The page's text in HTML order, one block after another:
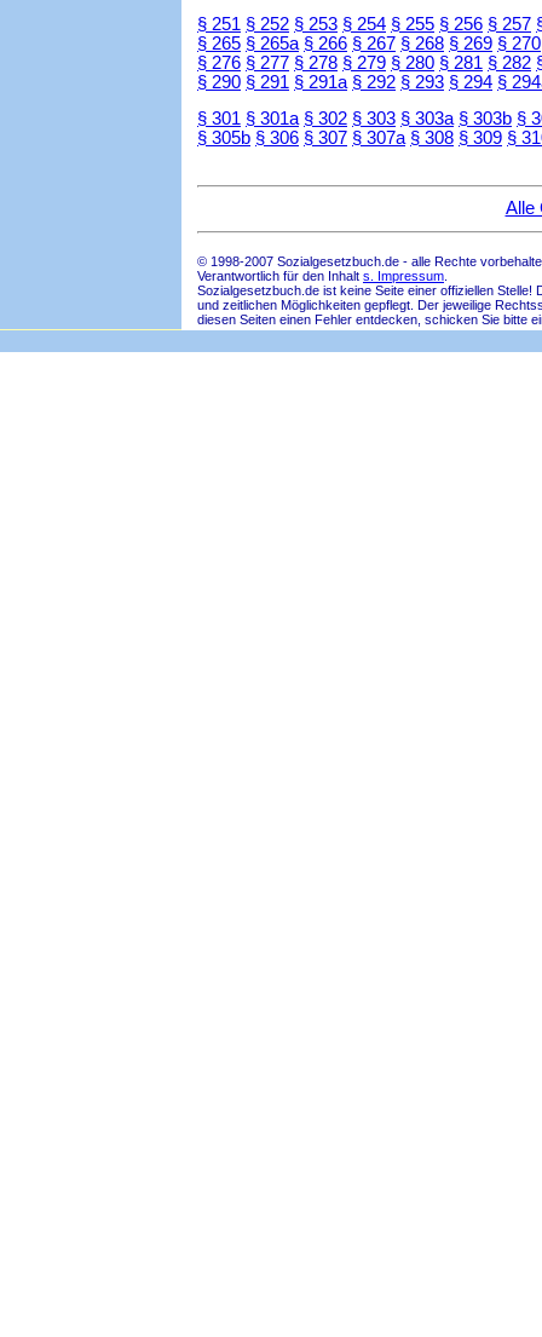
§ 251 § 252 § 253 § 254 § 255 § 256 § 257
§ 265 § 265a § 266 § 267 § 268 § 269 § 270
§ 276 § 277 § 278 § 279 § 280 § 281 § 282
§ 290 § 291 § 291a § 292 § 293 § 294 §
§ 301 § 301a § 302 § 303 § 303a § 303b §
§ 305b § 306 § 307 § 307a § 308 § 309 §
Alle
© 1998-2007 Sozialgesetzbuch.de - alle Rechte
Verantwortlich für den Inhalt s. Impressum
Sozialgesetzbuch.de ist keine Seite einer offiziellen
und zeitlichen Möglichkeiten gepflegt. Der jeweilige
diesen Seiten einen Fehler entdecken, schicken Sie bitte